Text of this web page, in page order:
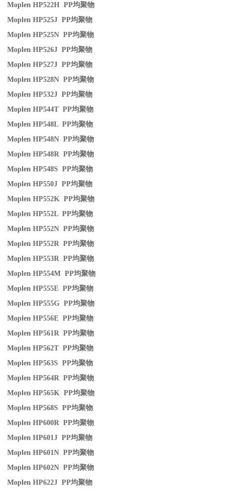
Moplen HP522H PP均聚物
Moplen HP525J PP均聚物
Moplen HP525N PP均聚物
Moplen HP526J PP均聚物
Moplen HP527J PP均聚物
Moplen HP528N PP均聚物
Moplen HP532J PP均聚物
Moplen HP544T PP均聚物
Moplen HP548L PP均聚物
Moplen HP548N PP均聚物
Moplen HP548R PP均聚物
Moplen HP548S PP均聚物
Moplen HP550J PP均聚物
Moplen HP552K PP均聚物
Moplen HP552L PP均聚物
Moplen HP552N PP均聚物
Moplen HP552R PP均聚物
Moplen HP553R PP均聚物
Moplen HP554M PP均聚物
Moplen HP555E PP均聚物
Moplen HP555G PP均聚物
Moplen HP556E PP均聚物
Moplen HP561R PP均聚物
Moplen HP562T PP均聚物
Moplen HP563S PP均聚物
Moplen HP564R PP均聚物
Moplen HP565K PP均聚物
Moplen HP568S PP均聚物
Moplen HP600R PP均聚物
Moplen HP601J PP均聚物
Moplen HP601N PP均聚物
Moplen HP602N PP均聚物
Moplen HP622J PP均聚物